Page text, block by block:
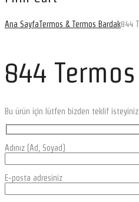
Ana SayfaTermos & Termos Bardak844
844
Bu ürün için lütfen bizden teklif isteyiniz.
Adınız (Ad, Soyad)
E-posta adresiniz